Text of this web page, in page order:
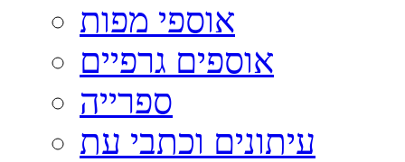
אוספי מפות
אוספים גרפיים
ספרייה
עיתונים וכתבי עת